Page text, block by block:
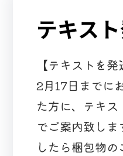
テキス
【テキストを発
2月17日までに
た方に、テキ
でご案内致し
したら梱包物